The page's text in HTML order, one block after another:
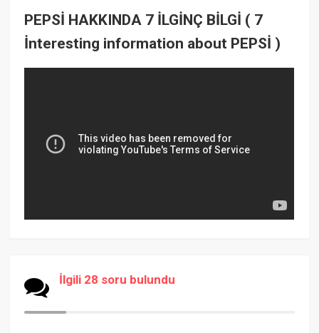
PEPSİ HAKKINDA 7 İLGİNÇ BİLGİ ( 7
İnteresting information about PEPSİ )
İlgili 28 soru bulundu